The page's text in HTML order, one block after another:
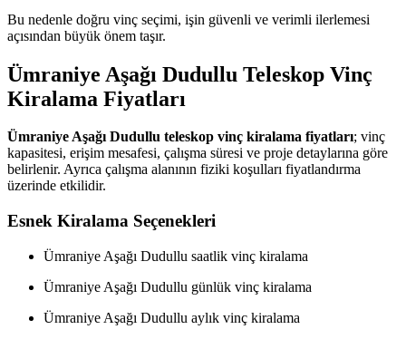
Bu nedenle doğru vinç seçimi, işin güvenli ve verimli ilerlemesi
açısından büyük önem taşır.
Ümraniye Aşağı Dudullu Teleskop Vinç
Kiralama Fiyatları
Ümraniye Aşağı Dudullu teleskop vinç kiralama fiyatları; vinç
kapasitesi, erişim mesafesi, çalışma süresi ve proje detaylarına göre
belirlenir. Ayrıca çalışma alanının fiziki koşulları fiyatlandırma
üzerinde etkilidir.
Esnek Kiralama Seçenekleri
Ümraniye Aşağı Dudullu saatlik vinç kiralama
Ümraniye Aşağı Dudullu günlük vinç kiralama
Ümraniye Aşağı Dudullu aylık vinç kiralama